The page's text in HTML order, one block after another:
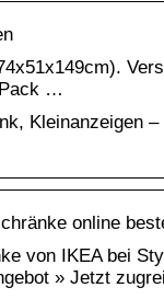
…
Kleinanzeigen
online
von IKEA bei
» Jetzt